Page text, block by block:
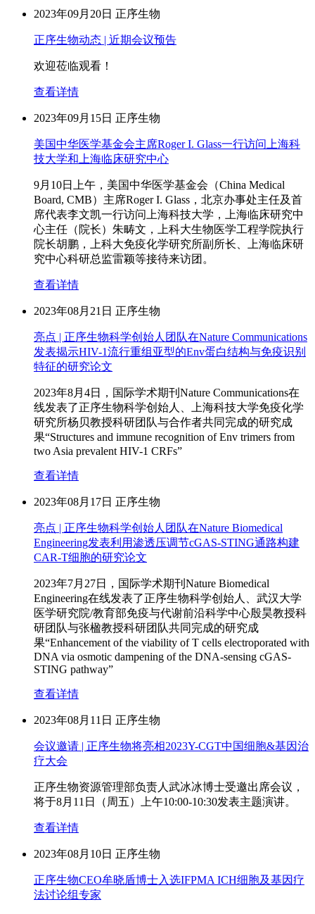
2023年09月20日 正序生物
正序生物动态 | 近期会议预告
欢迎莅临观看！
查看详情
2023年09月15日 正序生物
美国中华医学基金会主席Roger I. Glass一行访问上海科
技大学和上海临床研究中心
9月10日上午，美国中华医学基金会（China Medical
Board, CMB）主席Roger I. Glass，北京办事处主任及首
席代表李文凯一行访问上海科技大学，上海临床研究中
心主任（院长）朱畴文，上科大生物医学工程学院执行
院长胡鹏，上科大免疫化学研究所副所长、上海临床研
究中心科研总监雷颖等接待来访团。
查看详情
2023年08月21日 正序生物
亮点 | 正序生物科学创始人团队在Nature Communications
发表揭示HIV-1流行重组亚型的Env蛋白结构与免疫识别
特征的研究论文
2023年8月4日，国际学术期刊Nature Communications在
线发表了正序生物科学创始人、上海科技大学免疫化学
研究所杨贝教授科研团队与合作者共同完成的研究成
果“Structures and immune recognition of Env trimers from
two Asia prevalent HIV-1 CRFs”
查看详情
2023年08月17日 正序生物
亮点 | 正序生物科学创始人团队在Nature Biomedical
Engineering发表利用渗透压调节cGAS-STING通路构建
CAR-T细胞的研究论文
2023年7月27日，国际学术期刊Nature Biomedical
Engineering在线发表了正序生物科学创始人、武汉大学
医学研究院/教育部免疫与代谢前沿科学中心殷昊教授科
研团队与张楹教授科研团队共同完成的研究成
果“Enhancement of the viability of T cells electroporated with
DNA via osmotic dampening of the DNA-sensing cGAS-
STING pathway”
查看详情
2023年08月11日 正序生物
会议邀请 | 正序生物将亮相2023Y-CGT中国细胞&基因治
疗大会
正序生物资源管理部负责人武冰冰博士受邀出席会议，
将于8月11日（周五）上午10:00-10:30发表主题演讲。
查看详情
2023年08月10日 正序生物
正序生物CEO牟晓盾博士入选IFPMA ICH细胞及基因疗
法讨论组专家